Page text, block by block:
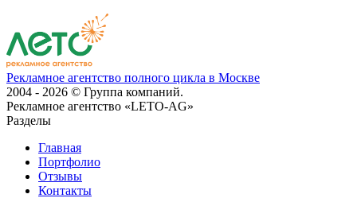
Рекламное агентство полного цикла в Москве
2004 - 2026 © Группа компаний.
Рекламное агентство «LETO-AG»
Разделы
Главная
Портфолио
Отзывы
Контакты